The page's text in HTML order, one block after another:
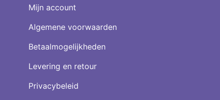
Mijn account
Algemene voorwaarden
Betaalmogelijkheden
Levering en retour
Privacybeleid